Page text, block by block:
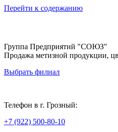
Перейти к содержанию
Группа Предприятий "СОЮЗ"
Продажа метизной продукции,
Выбрать филиал
Телефон в г. Грозный:
+7 (922) 500-80-10